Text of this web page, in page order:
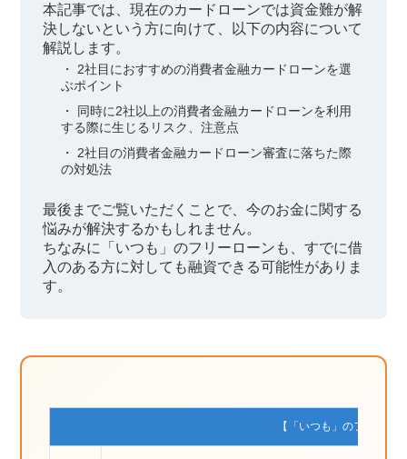
本記事では、現在のカードローンでは資金難が解
決しないという方に向けて、以下の内容について
解説します。
2社目におすすめの消費者金融カードローンを選
ぶポイント
同時に2社以上の消費者金融カードローンを利用
する際に生じるリスク、注意点
2社目の消費者金融カードローン審査に落ちた際
の対処法
最後までご覧いただくことで、今のお金に関する
悩みが解決するかもしれません。
ちなみに「いつも」のフリーローンも、すでに借
入のある方に対しても融資できる可能性がありま
す。
【「いつも」のフリーロ